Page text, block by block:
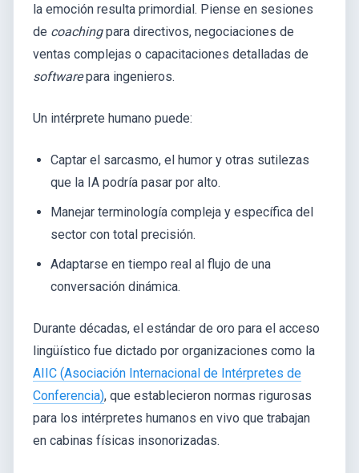
la emoción resulta primordial. Piense en sesiones
de coachingpara directivos, negociaciones de
ventas complejas o capacitaciones detalladas de
softwarepara ingenieros.
Un intérprete humano puede:
Captar el sarcasmo, el humor y otras sutilezas
que la IA podría pasar por alto.
Manejar terminología compleja y específica del
sector con total precisión.
Adaptarse en tiempo real al flujo de una
conversación dinámica.
Durante décadas, el estándar de oro para el acceso
lingüístico fue dictado por organizaciones como la
AIIC (Asociación Internacional de Intérpretes de
Conferencia), que establecieron normas rigurosas
para los intérpretes humanos en vivo que trabajan
en cabinas físicas insonorizadas.